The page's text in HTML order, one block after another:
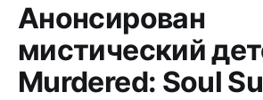
Анонсирован
мистический
Murdered: Soul